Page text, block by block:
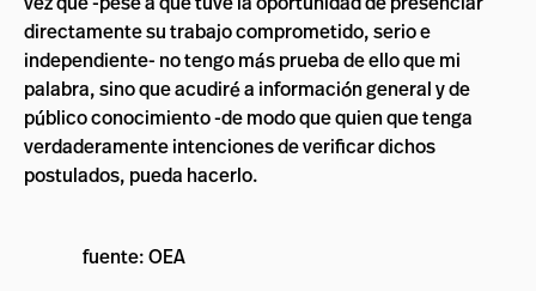
directamente su trabajo comprometido, serio e
independiente- no tengo más prueba de ello que mi
palabra, sino que acudiré a información general y de
público conocimiento -de modo que quien que tenga
verdaderamente intenciones de verificar dichos
postulados, pueda hacerlo.
fuente: OEA